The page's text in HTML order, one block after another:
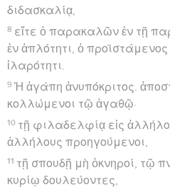
διδασκαλίᾳ,
8 εἴτε ὁ παρακαλῶν ἐν τῇ
ἐν ἁπλότητι, ὁ
ἱλαρότητι.
9 Ἡ ἀγάπη ἀνυπόκριτος.
κολλώμενοι τῷ ἀγαθῷ·
10 τῇ φιλαδελφίᾳ εἰς
ἀλλήλους προηγούμενοι,
11 τῇ σπουδῇ μὴ ὀκνηροί, τῷ
κυρίῳ δουλεύοντες,